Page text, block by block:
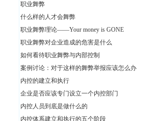
职业舞弊
什么样的人才会舞弊
职业舞弊理论——Your money is GONE
职业舞弊对企业造成的危害是什么
如何看待职业舞弊与内部控制
案例讨论：对于这样的舞弊举报应该怎么办
内控的建立和执行
企业是否应该专门设立一个内控部门
内控人员到底是做什么的
内控体系建立和执行的五个阶段